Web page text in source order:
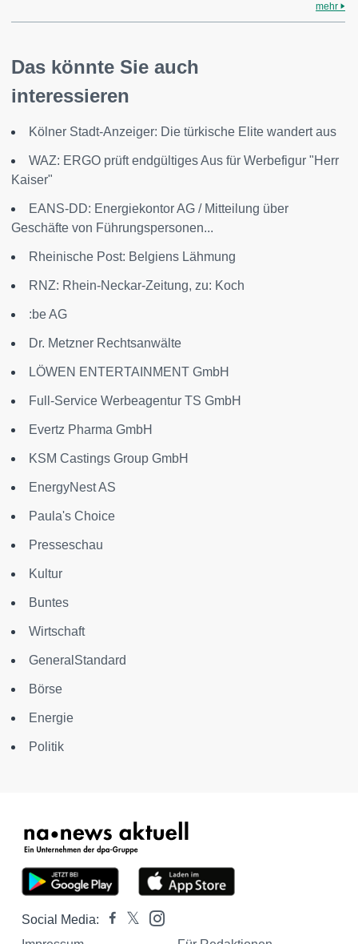
mehr
Das könnte Sie auch
interessieren
Kölner Stadt-Anzeiger: Die türkische Elite wandert aus
WAZ: ERGO prüft endgültiges Aus für Werbefigur "Herr
Kaiser"
EANS-DD: Energiekontor AG / Mitteilung über
Geschäfte von Führungspersonen...
Rheinische Post: Belgiens Lähmung
RNZ: Rhein-Neckar-Zeitung, zu: Koch
:be AG
Dr. Metzner Rechtsanwälte
LÖWEN ENTERTAINMENT GmbH
Full-Service Werbeagentur TS GmbH
Evertz Pharma GmbH
KSM Castings Group GmbH
EnergyNest AS
Paula's Choice
Presseschau
Kultur
Buntes
Wirtschaft
GeneralStandard
Börse
Energie
Politik
Social Media: